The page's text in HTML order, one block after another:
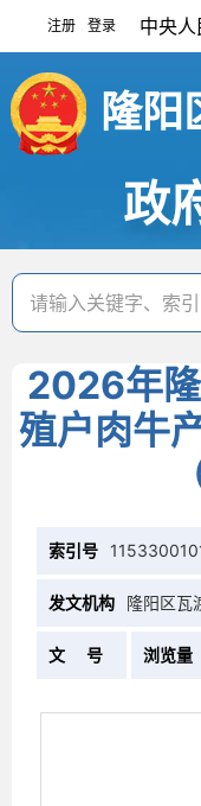
注册 登录 中央
隆阳
政
2026年
殖户肉牛
索引号
发文机构 隆阳区瓦
文 号 浏览量